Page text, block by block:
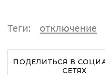
Теги: отключение
ПОДЕЛИТЬСЯ В
СЕТЯХ